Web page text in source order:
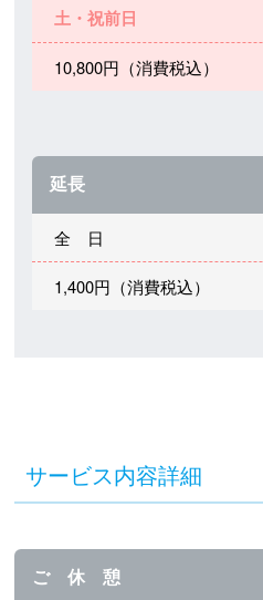
土・祝前日
10,800円（消費税込）
延長
全 日
1,400円（消費税込）
サービス内容詳細
ご 休 憩